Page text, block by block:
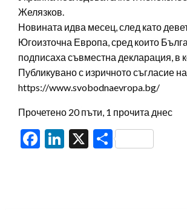
Желязков.
Новината идва месец, след като
Югоизточна Европа, сред които
подписаха съвместна декларация, в
Публикувано с изричното съгласие на
https://www.svobodnaevropa.bg/
Прочетено 20 пъти, 1 прочита днес
Facebook
LinkedIn
X Share